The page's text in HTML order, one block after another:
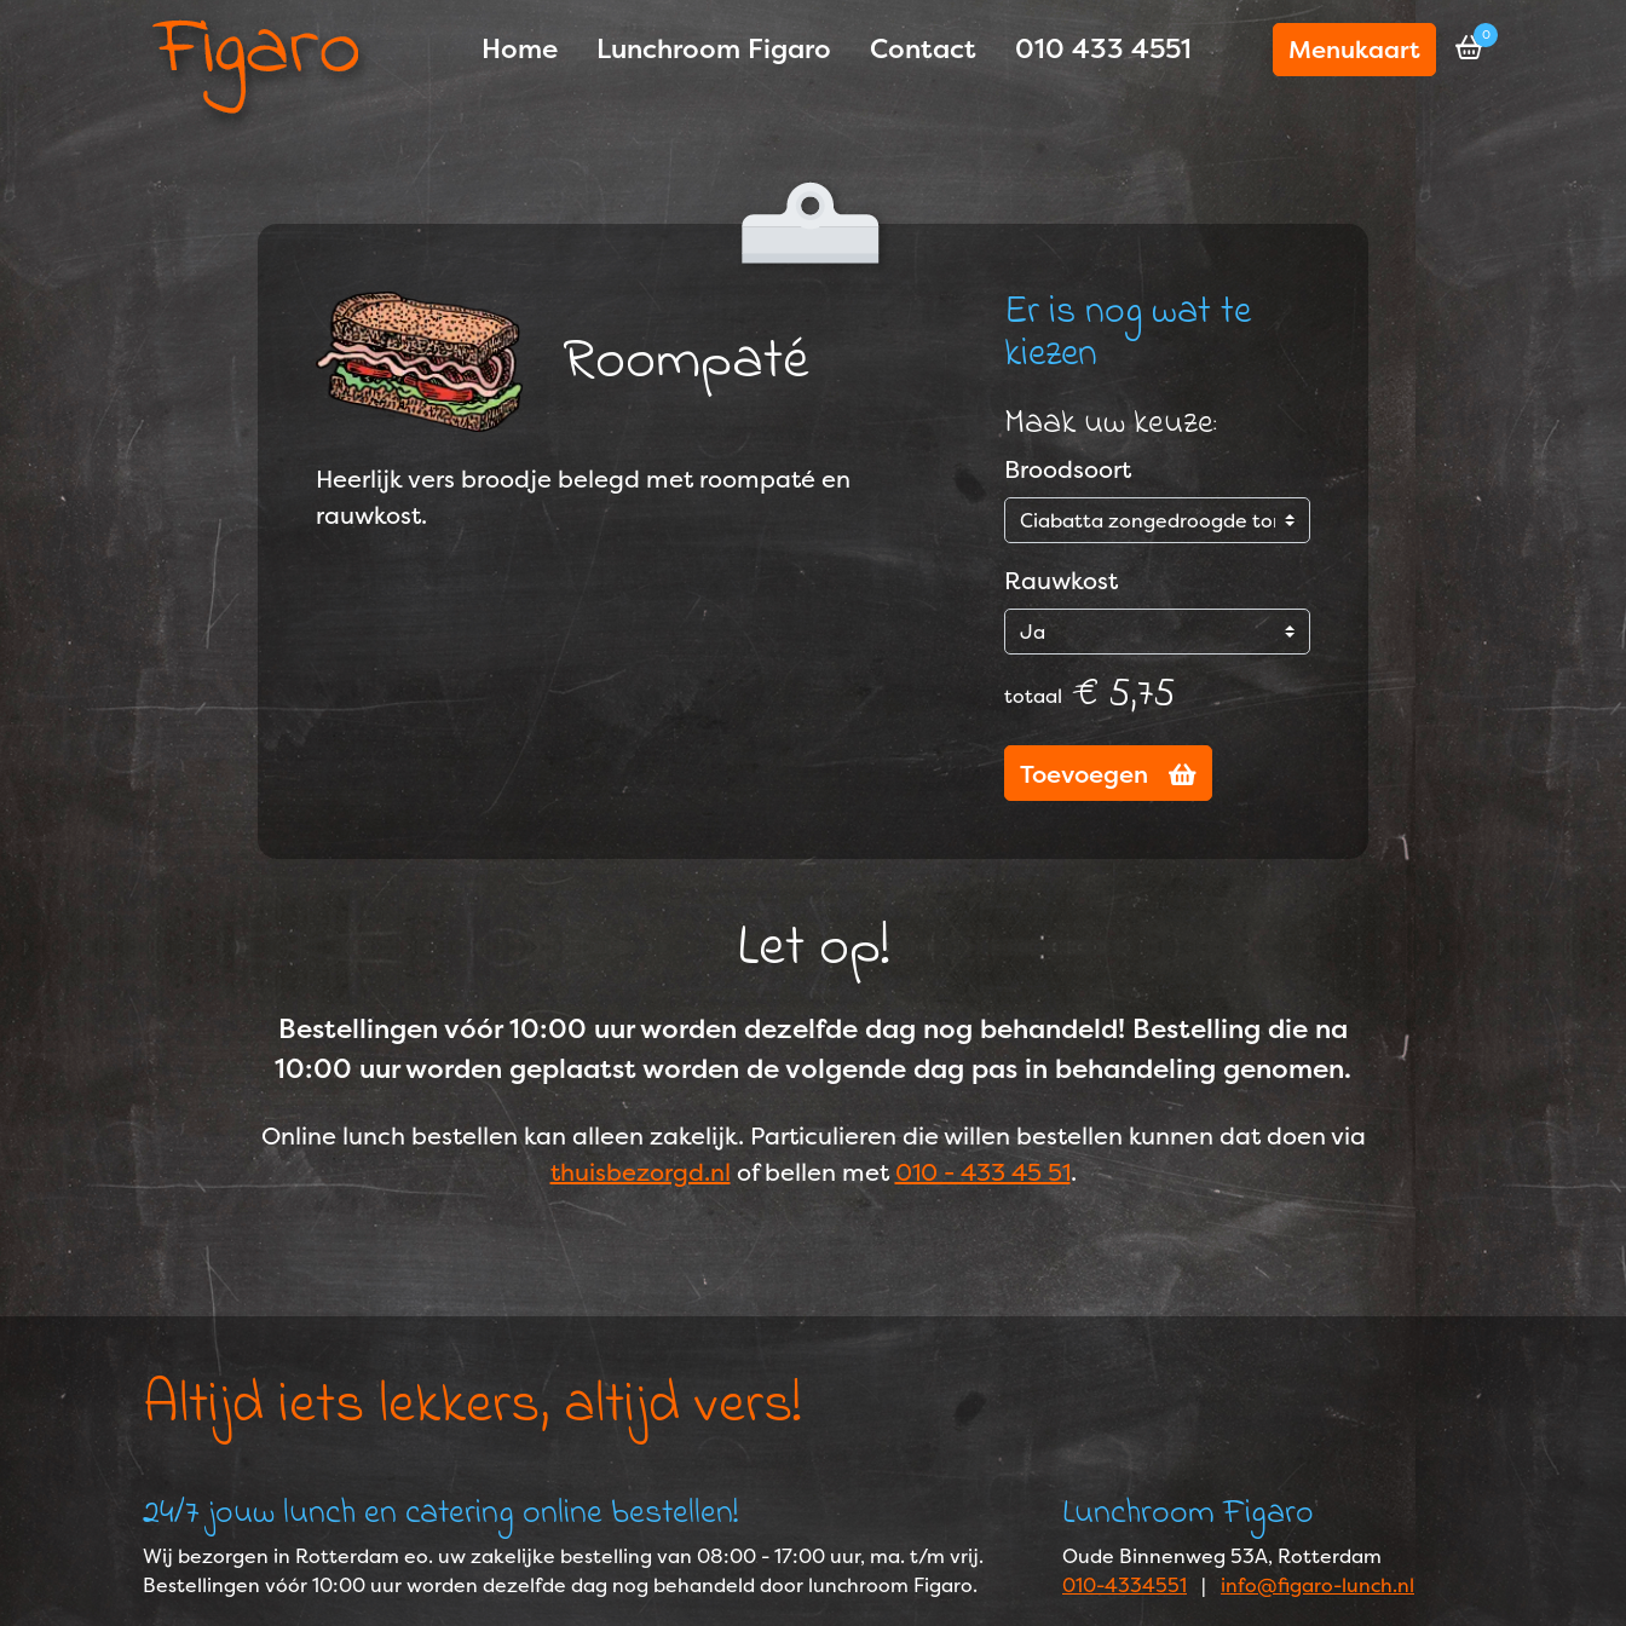
Home Lunchroom Figaro Contact 010 433 4551 Menukaart 0
Roompaté
Heerlijk vers broodje belegd met roompaté en
rauwkost.
Er is nog wat te
kiezen
Maak uw keuze:
Broodsoort
Rauwkost
totaal € 5,75
Toevoegen
Let op!
Bestellingen vóór 10:00 uur worden dezelfde dag nog behandeld! Bestelling die na
10:00 uur worden geplaatst worden de volgende dag pas in behandeling genomen.
Online lunch bestellen kan alleen zakelijk. Particulieren die willen bestellen kunnen dat doen via
thuisbezorgd.nl of bellen met 010 - 433 45 51.
Altijd iets lekkers, altijd vers!
24/7 jouw lunch en catering online bestellen!
Wij bezorgen in Rotterdam eo. uw zakelijke bestelling van 08:00 - 17:00 uur, ma. t/m vrij.
Bestellingen vóór 10:00 uur worden dezelfde dag nog behandeld door lunchroom Figaro.
Lunchroom Figaro
Oude Binnenweg 53A, Rotterdam
010-4334551
| info@figaro-lunch.nl